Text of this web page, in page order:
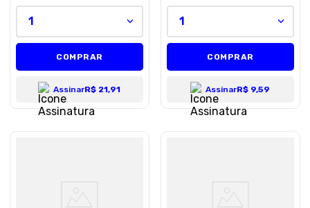
1
COMPRAR
AssinarR$ 21,91
1
COMPRAR
AssinarR$ 9,59